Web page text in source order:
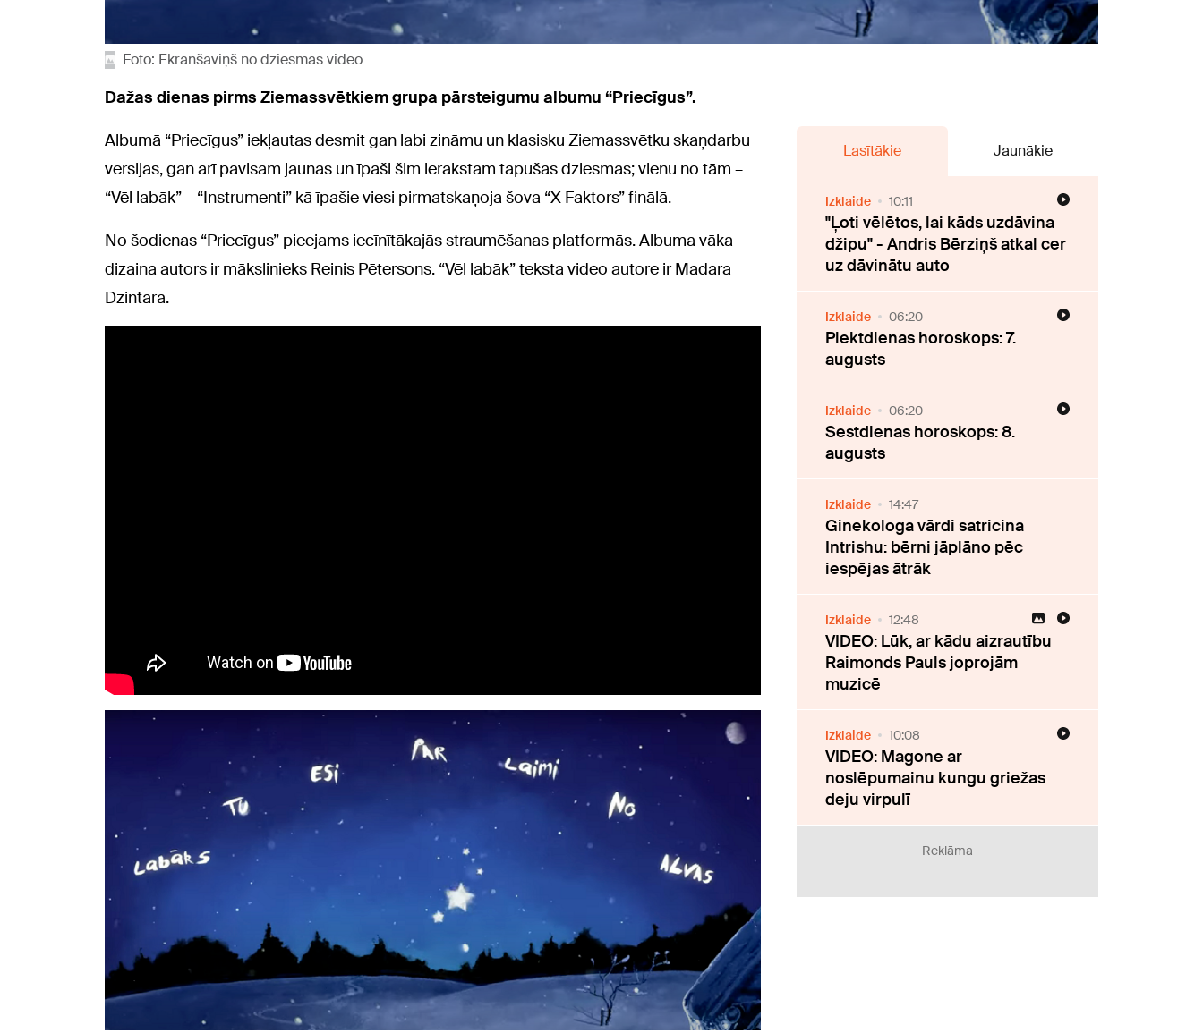
Foto: Ekrānšāviņš no dziesmas video
Dažas dienas pirms Ziemassvētkiem grupa pārsteigumu albumu “Priecīgus”.
Albumā “Priecīgus” iekļautas desmit gan labi zināmu un klasisku Ziemassvētku skaņdarbu
versijas, gan arī pavisam jaunas un īpaši šim ierakstam tapušas dziesmas; vienu no tām –
“Vēl labāk” – “Instrumenti” kā īpašie viesi pirmatskaņoja šova “X Faktors” finālā.
No šodienas “Priecīgus” pieejams iecīnītākajās straumēšanas platformās. Albuma vāka
dizaina autors ir mākslinieks Reinis Pētersons. “Vēl labāk” teksta video autore ir Madara
Dzintara.
Lasītākie Jaunākie
Izklaide 10:11
"Ļoti vēlētos, lai kāds uzdāvina
džipu" - Andris Bērziņš atkal cer
uz dāvinātu auto
Izklaide 06:20
Piektdienas horoskops: 7.
augusts
Izklaide 06:20
Sestdienas horoskops: 8.
augusts
Izklaide 14:47
Ginekologa vārdi satricina
Intrishu: bērni jāplāno pēc
iespējas ātrāk
Izklaide 12:48
VIDEO: Lūk, ar kādu aizrautību
Raimonds Pauls joprojām
muzicē
Izklaide 10:08
VIDEO: Magone ar
noslēpumainu kungu griežas
deju virpulī
Reklāma